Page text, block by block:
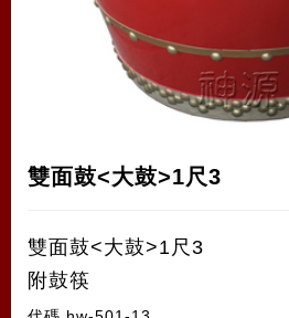
雙面鼓<大鼓>1尺3
雙面鼓<大鼓>1尺3
附鼓筷